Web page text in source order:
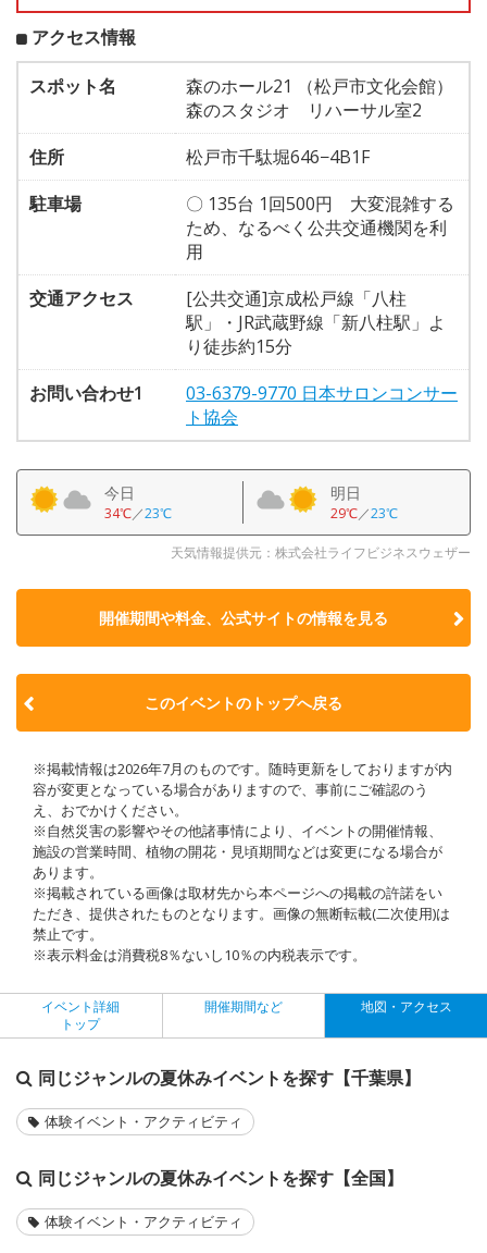
アクセス情報
スポット名
森のホール21 （松戸市文化会館）
森のスタジオ リハーサル室2
住所
松戸市千駄堀646−4B1F
駐車場
〇 135台 1回500円 大変混雑する
ため、なるべく公共交通機関を利
用
交通アクセス
[公共交通]京成松戸線「八柱
駅」・JR武蔵野線「新八柱駅」よ
り徒歩約15分
お問い合わせ1
03-6379-9770 日本サロンコンサー
ト協会
今日
34℃／23℃
明日
29℃／23℃
天気情報提供元：株式会社ライフビジネスウェザー
開催期間や料金、公式サイトの情報を見る
このイベントのトップへ戻る
※掲載情報は2026年7月のものです。随時更新をしておりますが内
容が変更となっている場合がありますので、事前にご確認のう
え、おでかけください。
※自然災害の影響やその他諸事情により、イベントの開催情報、
施設の営業時間、植物の開花・見頃期間などは変更になる場合が
あります。
※掲載されている画像は取材先から本ページへの掲載の許諾をい
ただき、提供されたものとなります。画像の無断転載(二次使用)は
禁止です。
※表示料金は消費税8％ないし10％の内税表示です。
イベント詳細
トップ
開催期間など 地図・アクセス
同じジャンルの夏休みイベントを探す【千葉県】
体験イベント・アクティビティ
同じジャンルの夏休みイベントを探す【全国】
体験イベント・アクティビティ